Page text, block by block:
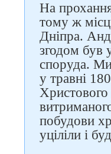
На
тому ж
Дніпра.
згодом був
споруда.
у травні
Христового
побудови
уціліли і